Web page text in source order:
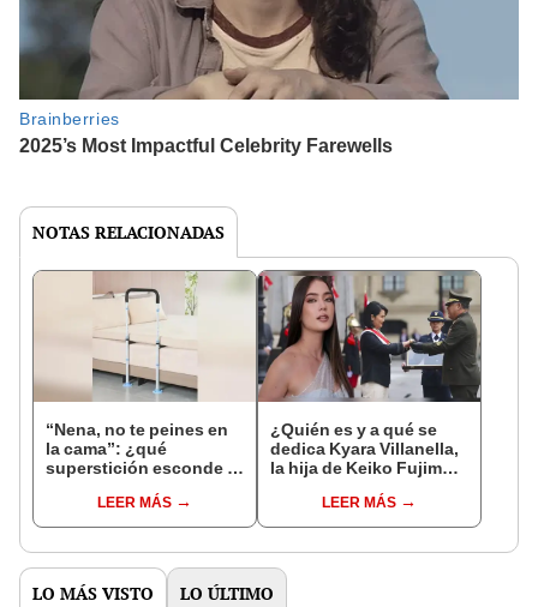
NOTAS RELACIONADAS
“Nena, no te peines en
la cama”: ¿qué
superstición esconde la
Enanitos Verdes?
LEER MÁS
¿Quién es y a qué se
dedica Kyara Villanella,
la hija de Keiko Fujimori
nivel nacional?
LEER MÁS
LO MÁS VISTO LO ÚLTIMO